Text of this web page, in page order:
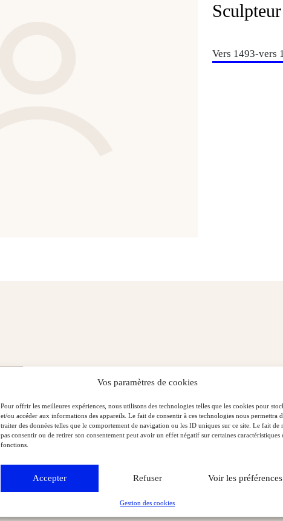
Vos paramètres de cookies
Pour offrir les meilleures expériences, nous utilisons des technologies telles que les cookies pour
et/ou accéder aux informations des appareils. Le fait de consentir à ces technologies nous permettra
traiter des données telles que le comportement de navigation ou les ID uniques sur ce site. Le fait de
pas consentir ou de retirer son consentement peut avoir un effet négatif sur certaines caractéristiques
fonctions.
Accepter Refuser Voir les préférences
Gestion des cookies
Vers 1493-vers